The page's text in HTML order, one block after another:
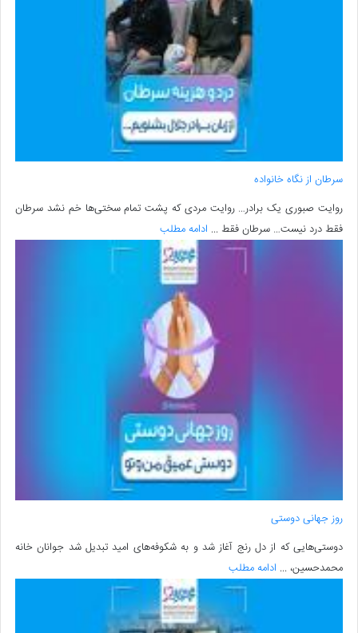
سرطان از نگاه خانواده
روایت صبوری یک برادر… روایت مردی که پشت تمام سختی‌ها خم نشد سرطان
فقط درد نیست… سرطان فقط ... ادامه مطلب
روز جهانی دوستی
دوستی‌هایی که از دل رنج آغاز شد و به شکوفه‌های امید تبدیل شد جوانان خانه
محمدحسین، ... ادامه مطلب